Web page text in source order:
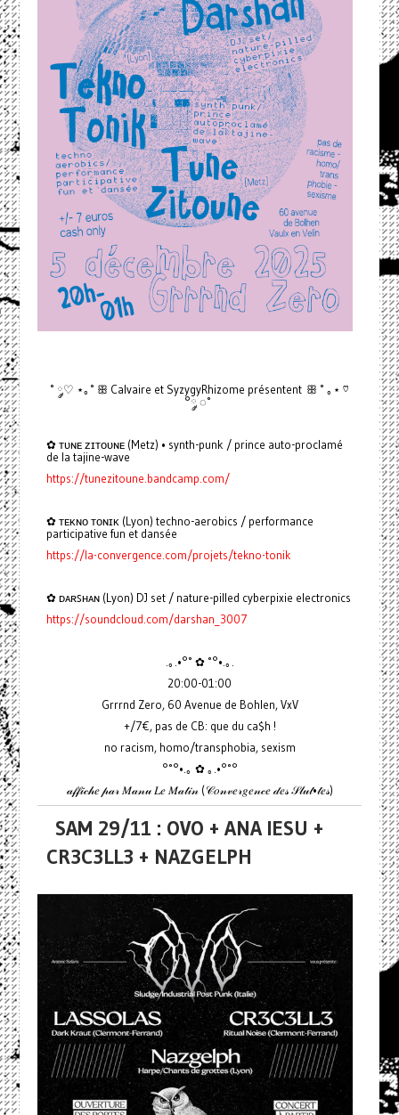
˚ ◌༘♡ ⋆｡˚ ꕥ Calvaire et SyzygyRhizome présentent ꕥ ˚ ｡⋆ ♡
°༘ ◌˚
✿ ᴛᴜɴᴇ ᴢɪᴛᴏᴜɴᴇ (Metz) • synth-punk / prince auto-proclamé
de la tajine-wave
https://tunezitoune.bandcamp.com/
✿ ᴛᴇᴋɴᴏ ᴛᴏɴɪᴋ (Lyon) techno-aerobics / performance
participative fun et dansée
https://la-convergence.com/projets/tekno-tonik
✿ ᴅᴀʀꜱʜᴀɴ (Lyon) DJ set / nature-pilled cyberpixie electronics
https://soundcloud.com/darshan_3007
.｡.•°˚ ✿ ˚°•.｡.
20:00-01:00
Grrrnd Zero, 60 Avenue de Bohlen, VxV
+/7€, pas de CB: que du ca$h !
no racism, homo/transphobia, sexism
°˚°•.｡ ✿ ｡.•°˚°
𝒶𝒻𝒻𝒾𝒸𝒽𝑒 𝓅𝒶𝓇 𝑀𝒶𝓃𝓊 𝐿𝑒 𝑀𝒶𝓉𝒾𝓃 (𝒞𝑜𝓃𝓋𝑒𝓇𝑔𝑒𝓃𝒸𝑒 𝒹𝑒𝓈 𝒮𝓁𝓊𝓉•𝓉𝑒𝓈)
SAM 29/11 : OVO + ANA IESU +
CR3C3LL3 + NAZGELPH